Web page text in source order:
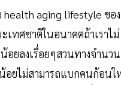
health aging lifestyle ขอ
เทศชาติในอนาคตถ้าเราไ
อยลงเรื่อยๆสวนทางจำนว
อยไม่สามารถแบกคนก้อน